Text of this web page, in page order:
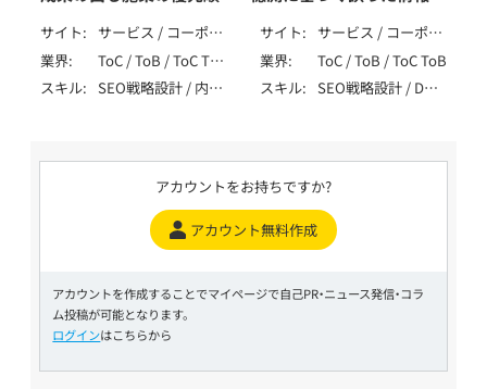
業（弁護士・税理士・
行政書士・社労士等）
/ SaaS・ソフトウェ
ア・クラウド
の鍵
駒村 侃直 / Komamura
Kanchi
サイト
サービス / コーポレ
ート / メディア / EC
/ ポータル・DB / 多
言語
業界
ToC / ToB / ToC ToB
/ マーケティング・
IT・テクノロジー /
等） / 生活全般（不用
品・アパレル・家事） /
ーサーバー / 飲食・
フード・レストラン /
リニック / 金融・保
険・投資 / 不動産・住
宅・工務店 / 教育・学
習・スクール / 旅行・
観光・ホテル
スキル
SEO戦略設計 / 内部
規模SEO / YMYL対
応 / データ分析
（GA4・Search
Console） / SEO内製
LLMO / MEO / SNS
/ ベンチャー支援 /
大手企業支援 / 上場
～6年
を
長山一石 / Nagayama
Kazushi
サイト
サービス / コーポレ
ート / ローカル / メ
ディア / アフィリエ
イト / EC / ポータ
他（特殊な仕様）
業界
ToC / ToB / ToC ToB
スキル
SEO戦略設計 / DB・
Search Console） /
AI活用 / 広告 / その
他（特殊業務） / SEO
歴10年以上
アカウントをお持ちですか?
アカウント無料作成
アカウントを作成することでマイページで自己PR・ニュース発信・コラ
ム投稿が可能となります。
ログインはこちらから